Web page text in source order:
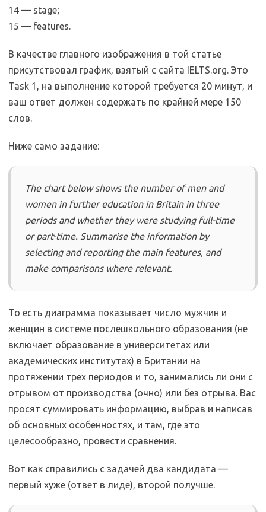
14 — stage;
15 — features.
В качестве главного изображения в той статье
присутствовал график, взятый с сайта IELTS.org. Это
Task 1, на выполнение которой требуется 20 минут, и
ваш ответ должен содержать по крайней мере 150
слов.
Ниже само задание:
The chart below shows the number of men and
women in further education in Britain in three
periods and whether they were studying full-time
or part-time. Summarise the information by
selecting and reporting the main features, and
make comparisons where relevant.
То есть диаграмма показывает число мужчин и
женщин в системе послешкольного образования (не
включает образование в университетах или
академических институтах) в Британии на
протяжении трех периодов и то, занимались ли они с
отрывом от производства (очно) или без отрыва. Вас
просят суммировать информацию, выбрав и написав
об основных особенностях, и там, где это
целесообразно, провести сравнения.
Вот как справились с задачей два кандидата —
первый хуже (ответ в лиде), второй получше.